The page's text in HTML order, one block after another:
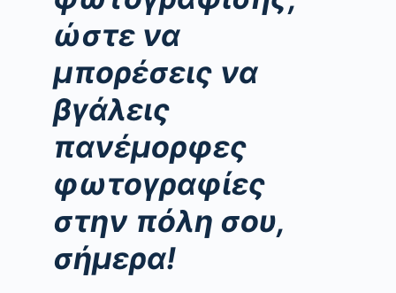
ώστε να
μπορέσεις να
βγάλεις
πανέμορφες
φωτογραφίες
στην πόλη σου,
σήμερα!